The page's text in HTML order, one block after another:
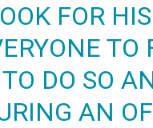
FOR
TO
DO SO
AN